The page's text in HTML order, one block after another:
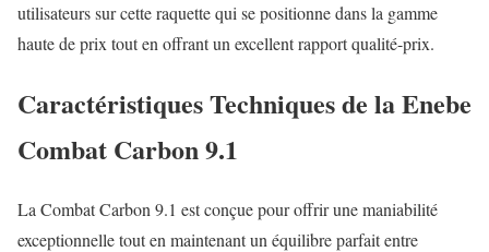
utilisateurs sur cette raquette qui se positionne dans la gamme
haute de prix tout en offrant un excellent rapport qualité-prix.
Caractéristiques Techniques de la Enebe
Combat Carbon 9.1
La Combat Carbon 9.1 est conçue pour offrir une maniabilité
exceptionnelle tout en maintenant un équilibre parfait entre